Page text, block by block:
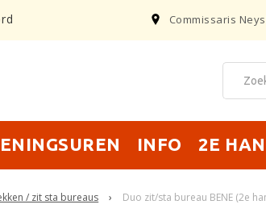
Commissaris
INFO 2E
/ zit sta bureaus › Duo zit/sta bureau BENE (2e